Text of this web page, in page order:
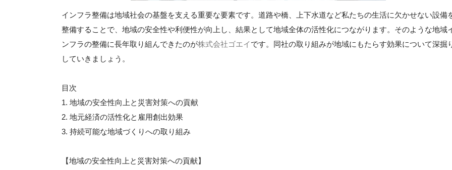
インフラ整備は地域社会の基盤を支える重要な要素です。道路や橋、上下水道など私たちの生活に欠かせない設備
整備することで、地域の安全性や利便性が向上し、結果として地域全体の活性化につながります。そのような地域
ンフラの整備に長年取り組んできたのが株式会社ゴエイです。同社の取り組みが地域にもたらす効果について深掘
していきましょう。
目次
1. 地域の安全性向上と災害対策への貢献
2. 地元経済の活性化と雇用創出効果
3. 持続可能な地域づくりへの取り組み
【地域の安全性向上と災害対策への貢献】